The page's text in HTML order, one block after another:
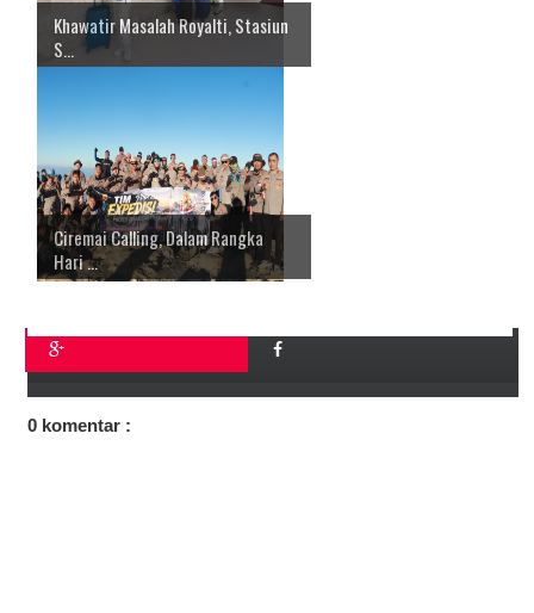
Khawatir Masalah Royalti, Stasiun
S...
Ciremai Calling, Dalam Rangka
Hari ...
0 komentar :